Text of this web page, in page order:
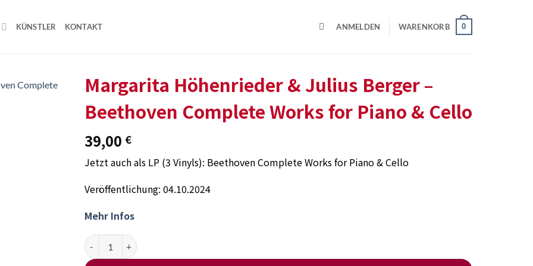
KÜNSTLER KONTAKT ANMELDEN WARENKORB 0
Margarita Höhenrieder & Julius Berger –
Beethoven Complete Works for Piano & Cello
39,00 €
Jetzt auch als LP (3 Vinyls): Beethoven Complete Works for Piano & Cello
Veröffentlichung: 04.10.2024
Mehr Infos
Margarita Höhenrieder & Julius Berger – Beethoven Complete Works for Piano & Cello Menge